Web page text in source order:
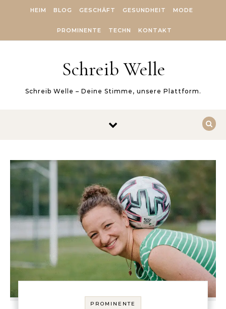
HEIM BLOG GESCHÄFT GESUNDHEIT MODE
PROMINENTE TECHN KONTAKT
Schreib Welle
Schreib Welle – Deine Stimme, unsere Plattform.
PROMINENTE